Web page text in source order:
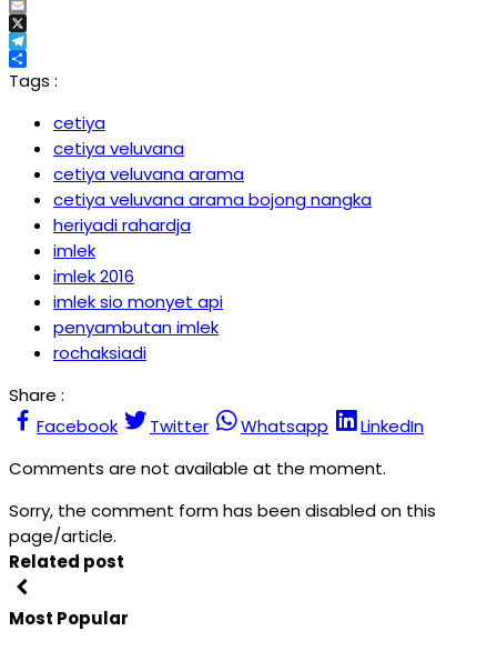
Facebook
Email
X
Telegram
Share
Tags :
cetiya
cetiya veluvana
cetiya veluvana arama
cetiya veluvana arama bojong nangka
heriyadi rahardja
imlek
imlek 2016
imlek sio monyet api
penyambutan imlek
rochaksiadi
Share :
Facebook
Twitter Whatsapp
LinkedIn
Comments are not available at the moment.
Sorry, the comment form has been disabled on this
page/article.
Related post
Most Popular